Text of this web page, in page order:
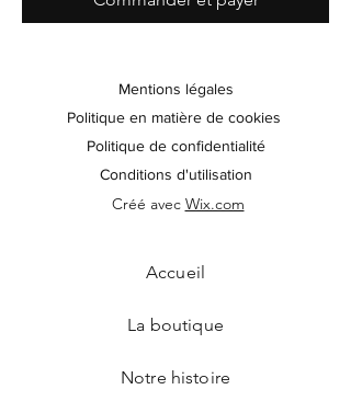
Mentions légales
Politique en matière de cookies
Politique de confidentialité
Conditions d'utilisation
Créé avec Wix.com
Accueil
La boutique
Notre histoire